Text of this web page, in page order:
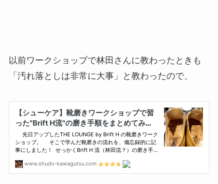
以前ワークショップで林田さんに教わったときも
「汚れ落としは非常に大事」と教わったので、